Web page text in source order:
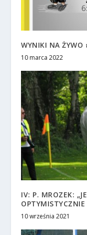
WYNIKI NA
10 marca 2022
IV: P. MROZEK:
10 września 2021